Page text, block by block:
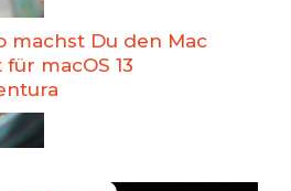
machst Du den Mac
für macOS 13